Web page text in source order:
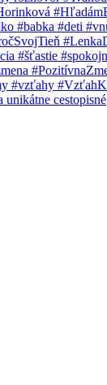
unikátne cestopisné